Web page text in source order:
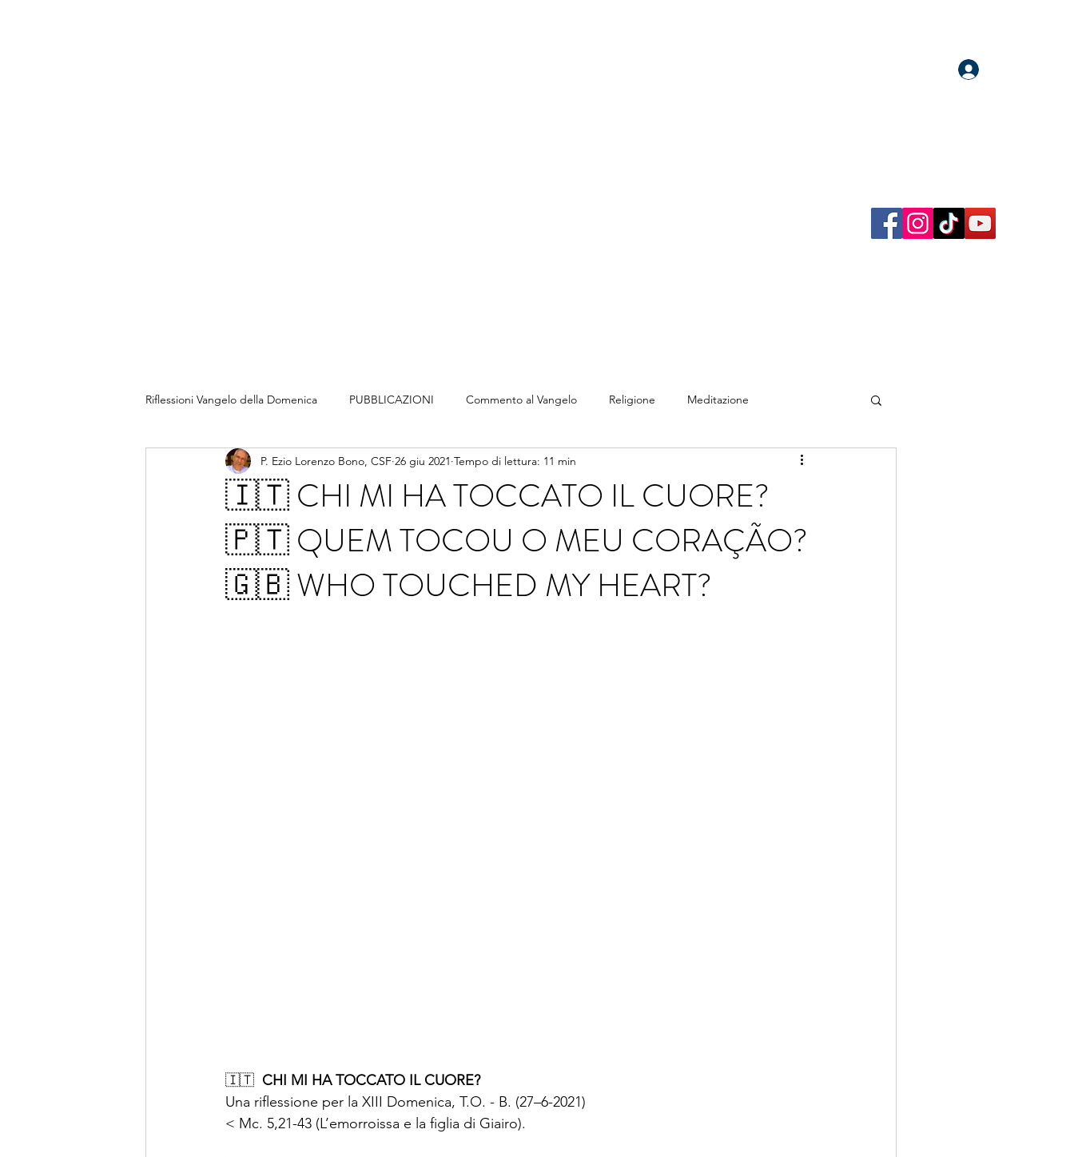
Riflessioni Vangelo della Domenica PUBBLICAZIONI Commento al Vangelo Religione Meditazione
🇮🇹 CHI MI HA TOCCATO IL CUORE?
🇵🇹 QUEM TOCOU O MEU CORAÇÃO?
🇬🇧 WHO TOUCHED MY HEART?
P. Ezio Lorenzo Bono, CSF 26 giu 2021 Tempo di lettura: 11 min
🇮🇹 CHI MI HA TOCCATO IL CUORE?
Una riflessione per la XIII Domenica, T.O. - B. (27–6-2021)
< Mc. 5,21-43 (L’emorroissa e la figlia di Giairo).